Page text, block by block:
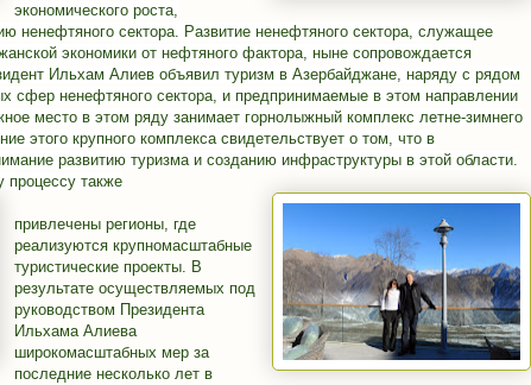
экономического роста,
ненефтяного сектора. Развитие ненефтяного сектора, служащее
экономики от нефтяного фактора, ныне сопровождается
Ильхам Алиев объявил туризм в Азербайджане, наряду с рядом
сфер ненефтяного сектора, и предпринимаемые в этом направлении
место в этом ряду занимает горнолыжный комплекс летне-зимнего
этого крупного комплекса свидетельствует о том, что в
развитию туризма и созданию инфраструктуры в этой области.
процессу также
привлечены регионы, где
реализуются крупномасштабные
туристические проекты. В
результате осуществляемых под
руководством Президента
Ильхама Алиева
широкомасштабных мер за
последние несколько лет в